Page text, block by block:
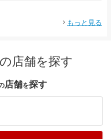
もっと見る
店舗を探す
店舗を探す